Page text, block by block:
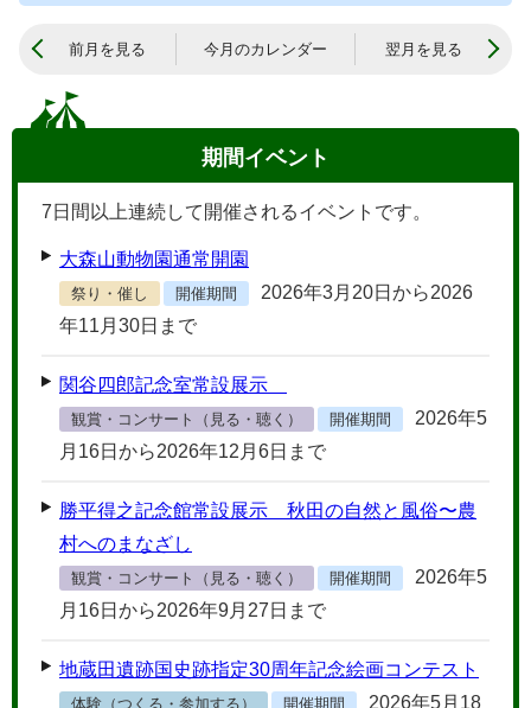
前月を見る 今月のカレンダー 翌月を見る
期間イベント
7 日間以上連続して開催されるイベントです。
大森山動物園通常開園
祭り・催し 開催期間
2026年3月20日から2026
年11月30日まで
関谷四郎記念室常設展示
観賞・コンサート（見る・聴く） 開催期間
2026年5
月16日から2026年12月6日まで
勝平得之記念館常設展示 秋田の自然と風俗〜農
村へのまなざし
観賞・コンサート（見る・聴く） 開催期間
2026年5
月16日から2026年9月27日まで
地蔵田遺跡国史跡指定30周年記念絵画コンテスト
体験（つくる・参加する） 開催期間
2026年5月18